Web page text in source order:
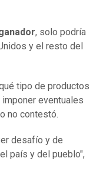
, solo podría
y el resto del
tipo de productos
eventuales
no contestó.
desafío y de
país y del pueblo",